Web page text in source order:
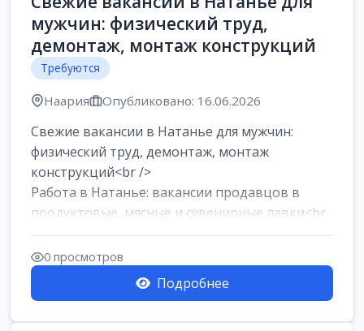
мужчин: физический труд,
демонтаж, монтаж конструкций
Требуются
Наария Опубликовано: 16.06.2026
Свежие вакансии в Натанье для мужчин:
физический труд, демонтаж, монтаж
конструкций<br />
Работа в Натанье: вакансии продавцов в
продуктовые, мясные и сувенирные лавки<br
/>
Разнорабочий на сборку м...
0 просмотров
Подробнее